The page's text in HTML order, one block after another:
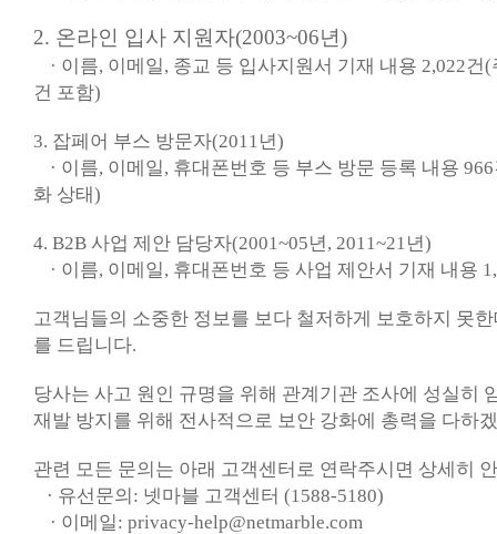
2. 온라인 입사 지원자(2003~06년)
· 이름, 이메일, 종교 등 입사지원서 기재 내용 2,022건
건 포함)
3. 잡페어 부스 방문자(2011년)
· 이름, 이메일, 휴대폰번호 등 부스 방문 등록 내용
화 상태)
4. B2B 사업 제안 담당자(2001~05년, 2011~21년)
· 이름, 이메일, 휴대폰번호 등 사업 제안서 기재 내용
고객님들의 소중한 정보를 보다 철저하게 보호하지 못
를 드립니다.
당사는 사고 원인 규명을 위해 관계기관 조사에 성실히
재발 방지를 위해 전사적으로 보안 강화에 총력을 다하
관련 모든 문의는 아래 고객센터로 연락주시면 상세히
· 유선문의: 넷마블 고객센터 (1588-5180)
· 이메일: privacy-help@netmarble.com